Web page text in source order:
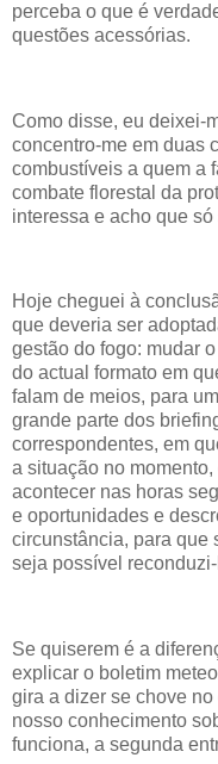
perceba o que é
questões acessórias.
Como disse, eu deixei-
concentro-me em duas
combustíveis a quem a
combate florestal da
interessa e acho que
Hoje cheguei à
que deveria ser
gestão do fogo: mudar
do actual formato em
falam de meios, para
grande parte dos
correspondentes, em
a situação no
acontecer nas horas
e oportunidades e
circunstância, para que
seja possível
Se quiserem é a
explicar o boletim
gira a dizer se chove
nosso conhecimento
funciona, a segunda